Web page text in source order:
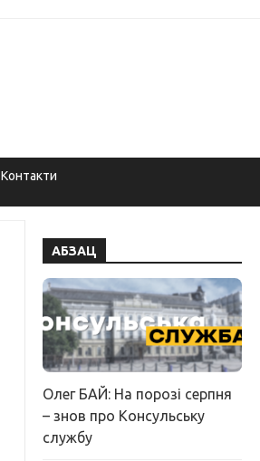
Контакти
АБЗАЦ
Олег БАЙ: На порозі серпня
– знов про Консульську
службу